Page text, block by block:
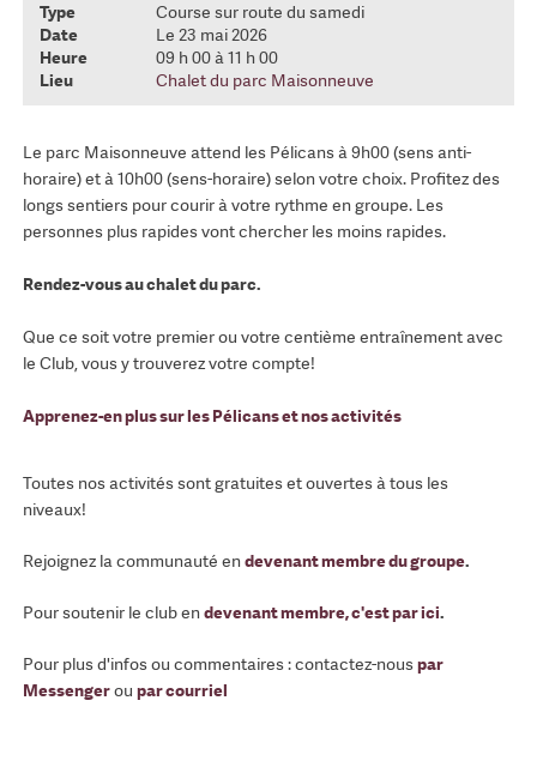
Type
Course sur route du samedi
Date
Le 23 mai 2026
Heure
09 h 00 à 11 h 00
Lieu
Chalet du parc Maisonneuve
Le parc Maisonneuve attend les Pélicans à 9h00 (sens anti-
horaire) et à 10h00 (sens-horaire) selon votre choix. Profitez des
longs sentiers pour courir à votre rythme en groupe. Les
personnes plus rapides vont chercher les moins rapides.
Rendez-vous au chalet du parc.
Que ce soit votre premier ou votre centième entraînement avec
le Club, vous y trouverez votre compte!
Apprenez-en plus sur les Pélicans et nos activités
Toutes nos activités sont gratuites et ouvertes à tous les
niveaux!
Rejoignez la communauté endevenant membre du groupe.
Pour soutenir le club endevenant membre, c'est par ici.
Pour plus d'infos ou commentaires : contactez-nouspar
Messengerou par courriel